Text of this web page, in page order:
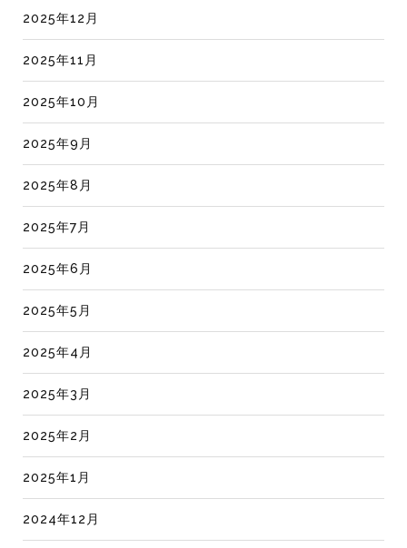
2025年12月
2025年11月
2025年10月
2025年9月
2025年8月
2025年7月
2025年6月
2025年5月
2025年4月
2025年3月
2025年2月
2025年1月
2024年12月